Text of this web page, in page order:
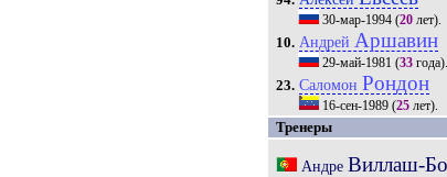
30-мар-1994 (20 лет).
10. Андрей Аршавин
29-май-1981 (33 года).
23. Саломон Рондон
16-сен-1989 (25 лет).
Тренеры
Андре Виллаш-